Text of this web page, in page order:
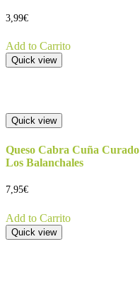
3,99€
Add to Carrito
Quick view
Quick view
Queso Cabra Cuña Curado
Los Balanchales
7,95€
Add to Carrito
Quick view